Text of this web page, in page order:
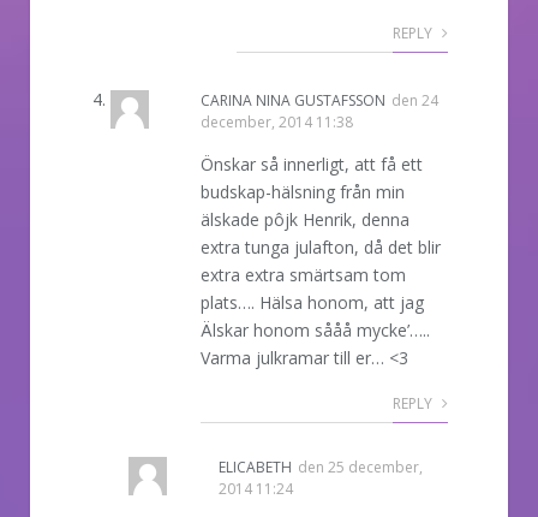
REPLY
CARINA NINA GUSTAFSSON den 24
december, 2014 11:38
Önskar så innerligt, att få ett
budskap-hälsning från min
älskade pôjk Henrik, denna
extra tunga julafton, då det blir
extra extra smärtsam tom
plats…. Hälsa honom, att jag
Älskar honom sååå mycke’…..
Varma julkramar till er… <3
REPLY
ELICABETH den 25 december,
2014 11:24